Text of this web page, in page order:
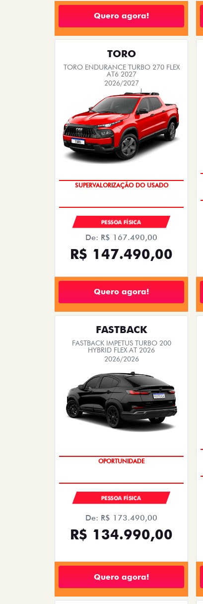
Quero agora!
TORO
TORO ENDURANCE TURBO 270 FLEX
AT6 2027
2026/2027
COM USADO NA TROCA
PESSOA FÍSICA
De: R$ 167.490,00
R$ 147.490,00
Quero agora!
FASTBACK
FASTBACK IMPETUS TURBO 200
HYBRID FLEX AT 2026
2026/2026
PREÇO IMPERDÍVEL
PESSOA FÍSICA
De: R$ 173.490,00
R$ 134.990,00
Quero agora!